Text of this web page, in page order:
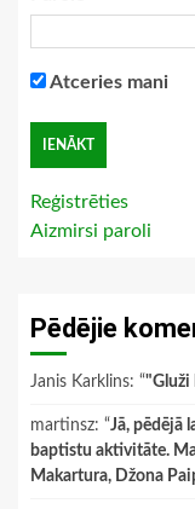
Atceries mani
Reģistrēties
Aizmirsi paroli
Pēdējie
Janis Karklins: “"Gluži
martinsz: “Jā, pēdējā
baptistu aktivitāte.
Makartura, Džona